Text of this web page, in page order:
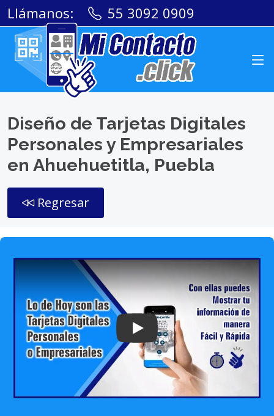
Llámanos: 55 3092 0909
Diseño de Tarjetas Digitales
Personales y Empresariales
en Ahuehuetitla, Puebla
Regresar
Play: Keynote (Google I/O '18)